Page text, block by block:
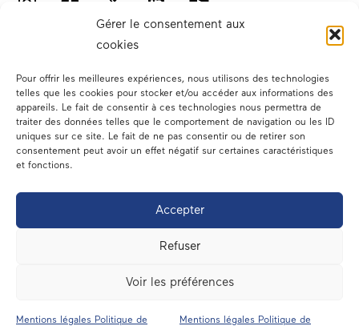
Gérer le consentement aux
cookies
Pour offrir les meilleures expériences, nous utilisons des technologies
telles que les cookies pour stocker et/ou accéder aux informations des
appareils. Le fait de consentir à ces technologies nous permettra de
traiter des données telles que le comportement de navigation ou les ID
uniques sur ce site. Le fait de ne pas consentir ou de retirer son
consentement peut avoir un effet négatif sur certaines caractéristiques
et fonctions.
Accepter
Refuser
Voir les préférences
Mentions légales Politique de Mentions légales Politique de
Votre député
Dans les médias
En circonscription
A l’assemblée
Contact